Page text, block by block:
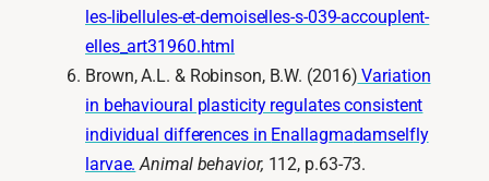
les-libellules-et-demoiselles-s-039-accouplent-
elles_art31960.html
Brown, A.L. & Robinson, B.W. (2016) Variation
in behavioural plasticity regulates consistent
individual differences in Enallagmadamselfly
larvae. Animal behavior, 112, p.63-73.